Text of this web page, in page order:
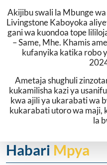
Akijibu swali la Mbunge
Livingstone Kaboyoka
gani wa kuondoa tope
– Same, Mhe. Khamis
kufanyika katika robo
Ametaja shughuli
kukamilisha kazi ya
kwa ajili ya ukarabati wa
kukarabati utoro wa maji,
la
Habari Mpya